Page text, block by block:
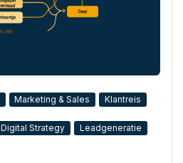
Marketing & Sales Klantreis
Digital Strategy Leadgeneratie